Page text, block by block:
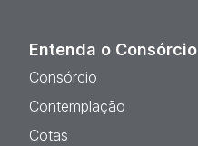
Entenda o Consórcio
Consórcio
Contemplação
Cotas